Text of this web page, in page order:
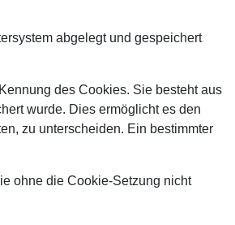
abgelegt und gespeichert
des Cookies. Sie besteht aus
wurde. Dies ermöglicht es den
zu unterscheiden. Ein bestimmter
ohne die Cookie-Setzung nicht